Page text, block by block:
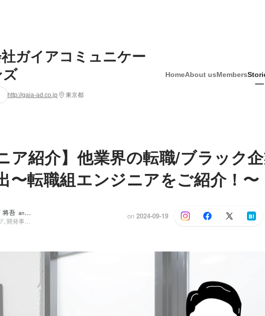
ガイアコミュニケー
http://gaia-ad.co.jp 東京都
HomeAbout usMembers
ア紹介】他業界の転職/ブラック
〜転職組エンジニアをご紹介！〜
将吾 and 1 others on 2024-09-19